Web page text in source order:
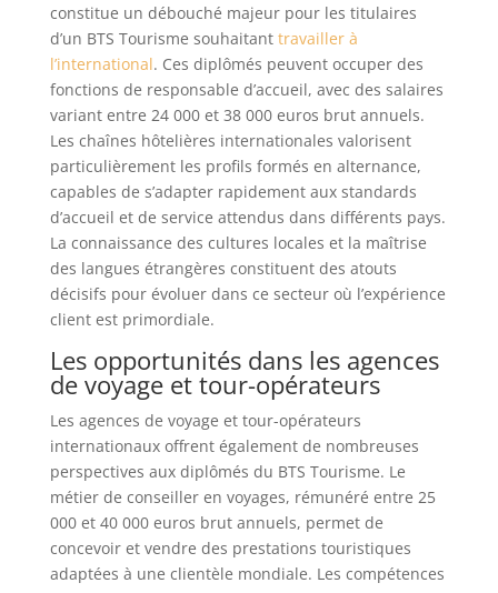
constitue un débouché majeur pour les titulaires
d’un BTS Tourisme souhaitant travailler à
l’international. Ces diplômés peuvent occuper des
fonctions de responsable d’accueil, avec des salaires
variant entre 24 000 et 38 000 euros brut annuels.
Les chaînes hôtelières internationales valorisent
particulièrement les profils formés en alternance,
capables de s’adapter rapidement aux standards
d’accueil et de service attendus dans différents pays.
La connaissance des cultures locales et la maîtrise
des langues étrangères constituent des atouts
décisifs pour évoluer dans ce secteur où l’expérience
client est primordiale.
Les opportunités dans les agences
de voyage et tour-opérateurs
Les agences de voyage et tour-opérateurs
internationaux offrent également de nombreuses
perspectives aux diplômés du BTS Tourisme. Le
métier de conseiller en voyages, rémunéré entre 25
000 et 40 000 euros brut annuels, permet de
concevoir et vendre des prestations touristiques
adaptées à une clientèle mondiale. Les compétences